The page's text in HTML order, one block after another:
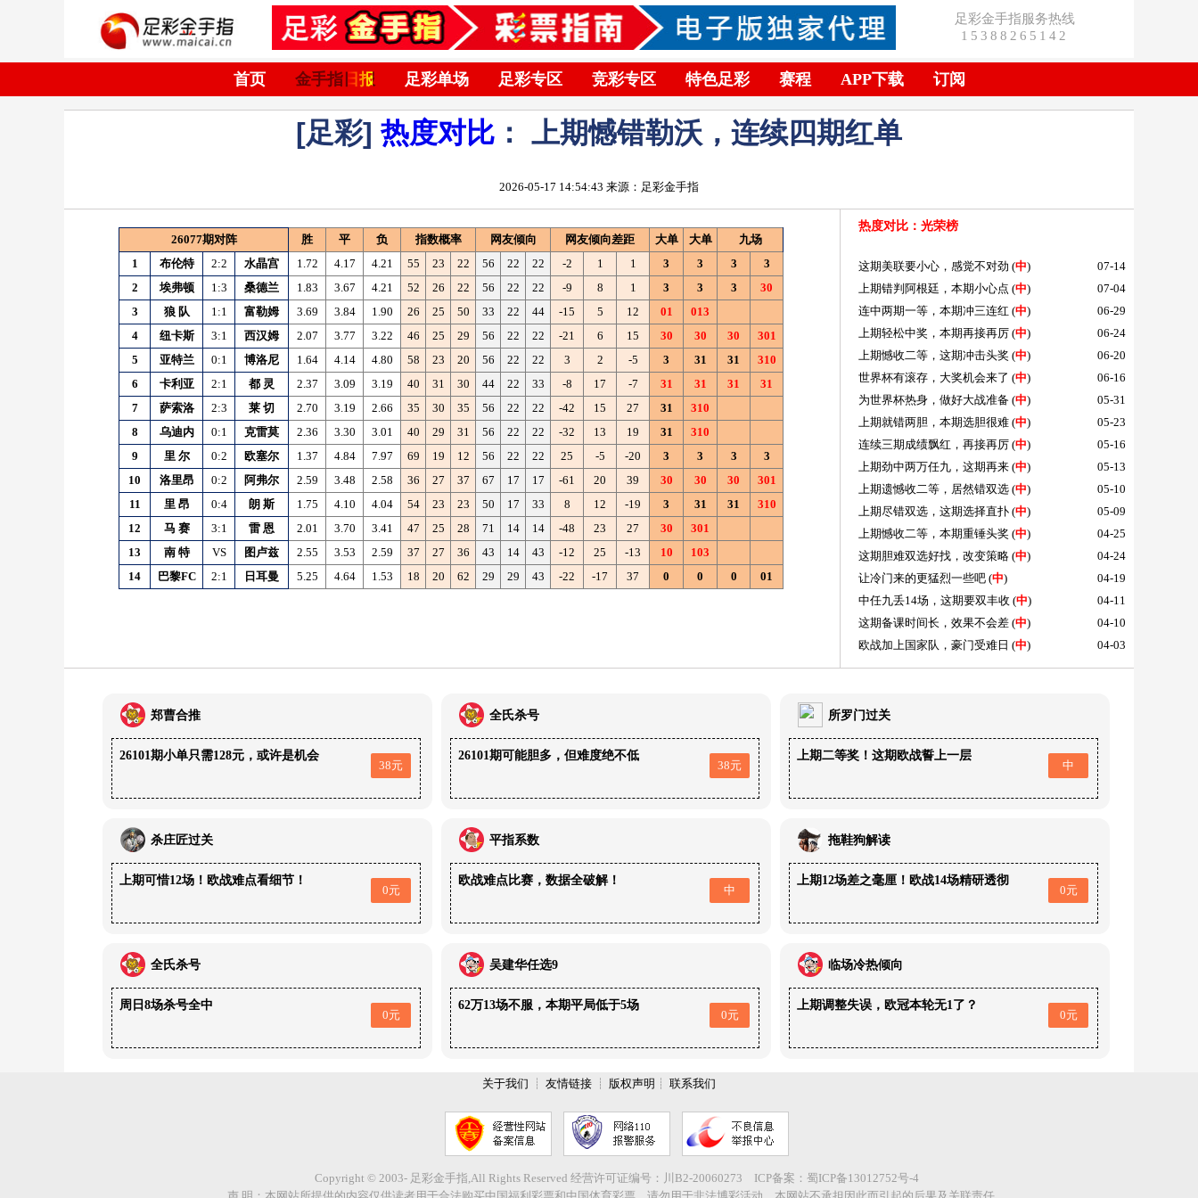
足彩金手指服务热线
15388265142
首页 金手指日报 足彩单场 足彩专区 竞彩专区 特色足彩 赛程 APP下载 订阅
[足彩] 热度对比 ： 上期憾错勒沃，连续四期红单
2026-05-17 14:54:43 来源：足彩金手指
26077期对阵 胜 平 负 指数概率 网友倾向 网友倾向差距 大单 大单
九场
1
布伦特 2:2 水晶宫 1.72 4.17 4.21 55 23 22 56 22 22 -2 1 1 3 3 3
3
2
埃弗顿 1:3 桑德兰 1.83 3.67 4.21 52 26 22 56 22 22 -9 8 1 3 3 3
30
3
狼 队 1:1 富勒姆 3.69 3.84 1.90 26 25 50 33 22 44 -15 5 12 01
013
4
纽卡斯 3:1 西汉姆 2.07 3.77 3.22 46 25 29 56 22 22 -21 6 15 30 30 30
301
5
亚特兰 0:1 博洛尼 1.64 4.14 4.80 58 23 20 56 22 22 3 2 -5 3 31 31
310
6
卡利亚 2:1 都 灵 2.37 3.09 3.19 40 31 30 44 22 33 -8 17 -7 31 31 31
31
7
萨索洛 2:3 莱 切 2.70 3.19 2.66 35 30 35 56 22 22 -42 15 27 31
310
8
乌迪内 0:1 克雷莫 2.36 3.30 3.01 40 29 31 56 22 22 -32 13 19 31
310
9
里 尔 0:2 欧塞尔 1.37 4.84 7.97 69 19 12 56 22 22 25 -5 -20 3 3 3
3
10
洛里昂 0:2 阿弗尔 2.59 3.48 2.58 36 27 37 67 17 17 -61 20 39 30 30 30
301
11
里 昂 0:4 朗 斯 1.75 4.10 4.04 54 23 23 50 17 33 8 12 -19 3 31 31
310
12
马 赛 3:1 雷 恩 2.01 3.70 3.41 47 25 28 71 14 14 -48 23 27 30
301
13
南 特 VS 图卢兹 2.55 3.53 2.59 37 27 36 43 14 43 -12 25 -13 10
103
14
巴黎FC 2:1 日耳曼 5.25 4.64 1.53 18 20 62 29 29 43 -22 -17 37 0 0 0 01
热度对比 ：光荣榜
这期美联要小心，感觉不对劲 (中)
07-14
上期错判阿根廷，本期小心点 (中)
07-04
连中两期一等，本期冲三连红 (中)
06-29
上期轻松中奖，本期再接再厉 (中)
06-24
上期憾收二等，这期冲击头奖 (中)
06-20
世界杯有滚存，大奖机会来了 (中)
06-16
为世界杯热身，做好大战准备 (中)
05-31
上期就错两胆，本期选胆很难 (中)
05-23
连续三期成绩飘红，再接再厉 (中)
05-16
上期劲中两万任九，这期再来 (中)
05-13
上期遗憾收二等，居然错双选 (中)
05-10
上期尽错双选，这期选择直扑 (中)
05-09
上期憾收二等，本期重锤头奖 (中)
04-25
这期胆难双选好找，改变策略 (中)
04-24
让冷门来的更猛烈一些吧 (中)
04-19
中任九丢14场，这期要双丰收 (中)
04-11
这期备课时间长，效果不会差 (中)
04-10
欧战加上国家队，豪门受难日 (中) 04-03
郑曹合推
26101期小单只需128元，或许是机会
38元
全氏杀号
26101期可能胆多，但难度绝不低
38元
所罗门过关
上期二等奖！这期欧战誓上一层
中
杀庄匠过关
上期可惜12场！欧战难点看细节！
0元
平指系数
欧战难点比赛，数据全破解！
中
拖鞋狗解读
上期12场差之毫厘！欧战14场精研透彻
0元
全氏杀号
周日8场杀号全中
0元
吴建华任选9
62万13场不服，本期平局低于5场
0元
临场冷热倾向
上期调整失误，欧冠本轮无1了？
0元
关于我们 ┊ 友情链接 ┊ 版权声明 ┊ 联系我们
Copyright © 2003- 足彩金手指,All Rights Reserved 经营许可证编号：川B2-20060273 ICP备案： 蜀ICP备13012752号-4